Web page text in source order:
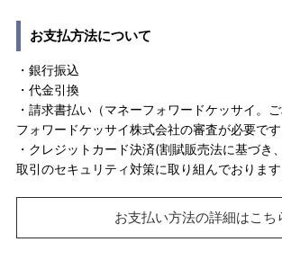
お支払方法について
・銀行振込
・代金引換
・請求書払い（マネーフォワードケッサイ。
フォワードケッサイ株式会社の審査が必要です
・クレジットカード決済(割賦販売法に基づき
取引のセキュリティ対策に取り組んでおりま
お支払い方法の詳細はこち